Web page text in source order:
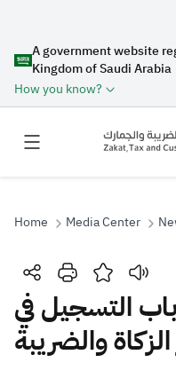
A government website
Kingdom of Saudi Arabia
How you know?
Search
Search Search
Home Media Center
التسجيل في
والضريبة